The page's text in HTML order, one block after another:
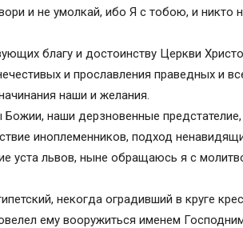
и не умолкай, ибо Я с тобою, и никто
благу и достоинству Церкви
и прославления праведных и
наши и желания.
наши дерзновенные
иноплеменников, подход
уста львов, ныне обращаюсь я с
некогда оградивший в круге
ему вооружиться именем